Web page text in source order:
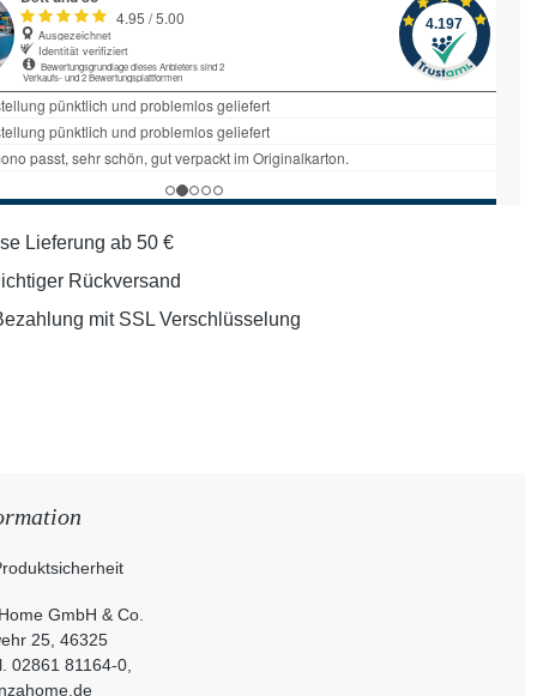
Lieferung ab 50 €
Rückversand
mit SSL Verschlüsselung
GmbH & Co.
25, 46325
02861 81164-0,